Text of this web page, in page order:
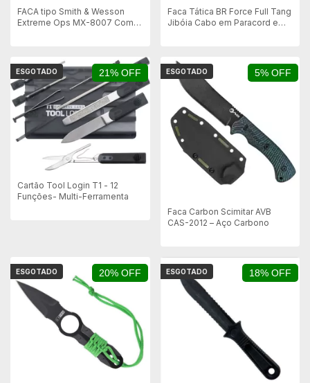
FACA tipo Smith & Wesson
Extreme Ops MX-8007 Com
Faca Tática BR Force Full Tang
Jibóia Cabo em Paracord e
21% OFF
ESGOTADO
Cartão Tool Login T1 - 12
Funções- Multi-Ferramenta
5% OFF
ESGOTADO
Faca Carbon Scimitar AVB
CAS-2012 – Aço Carbono
20% OFF
ESGOTADO 18% OFF
ESGOTADO